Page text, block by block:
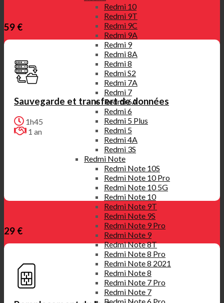
Redmi 10
Redmi 9T
Redmi 9C
Redmi 9A
Redmi 9
Redmi 8A
Redmi 8
Redmi S2
Redmi 7A
Redmi 7
Redmi 6A
Redmi 6
Redmi 5 Plus
Redmi 5
Redmi 4A
Redmi 3S
Redmi Note
Redmi Note 10S
Redmi Note 10 Pro
Redmi Note 10 5G
Redmi Note 10
Redmi Note 9T
Redmi Note 9S
Redmi Note 9 Pro
Redmi Note 9
Redmi Note 8T
Redmi Note 8 Pro
Redmi Note 8 2021
Redmi Note 8
Redmi Note 7 Pro
Redmi Note 7
59 €
Sauvegarde et transfert de données
1h45
1 an
29 €